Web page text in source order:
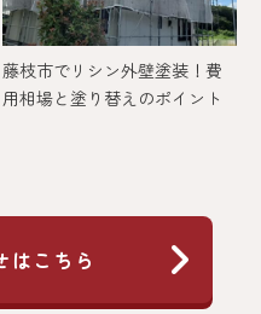
藤枝市でリシン外壁塗装！費
用相場と塗り替えのポイント
はこちら